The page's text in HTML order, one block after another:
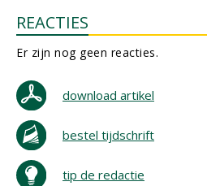
REACTIES
Er zijn nog geen reacties.
download artikel
bestel tijdschrift
tip de redactie